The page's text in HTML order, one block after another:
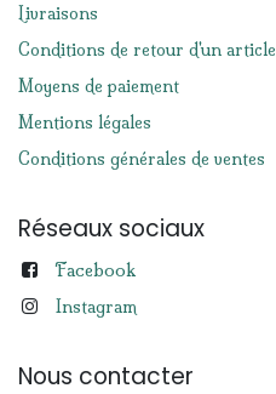
Livraisons
Conditions de retour d'un article
Moyens de paiement
Mentions légales
Conditions générales de ventes
Réseaux sociaux
Facebook
Instagram
Nous contacter